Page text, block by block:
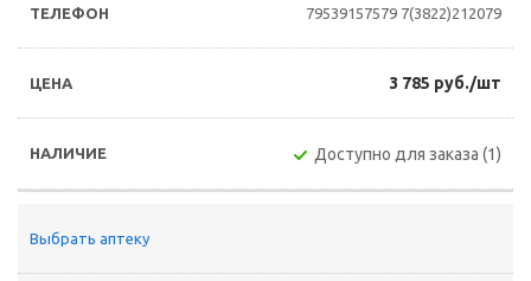
79539157579 7(3822)212079
3 785 руб./шт
Доступно для заказа (1)
Выбрать аптеку